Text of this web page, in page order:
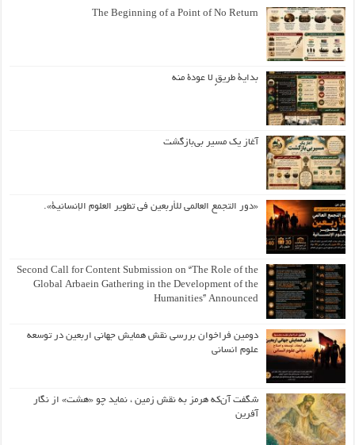
The Beginning of a Point of No Return
بداية طريقٍ لا عودة منه
آغاز یک مسیر بی‌بازگشت
«دور التجمع العالمي للأربعين في تطوير العلوم الإنسانية».
Second Call for Content Submission on “The Role of the
Global Arbaein Gathering in the Development of the
Humanities” Announced
دومین فراخوان بررسی نقش همایش جهانی اربعین در توسعه
علوم انسانی
شگفت آن‌که هرمز به نقش زمین ، نماید چو «هشت» از نگار
آفرین